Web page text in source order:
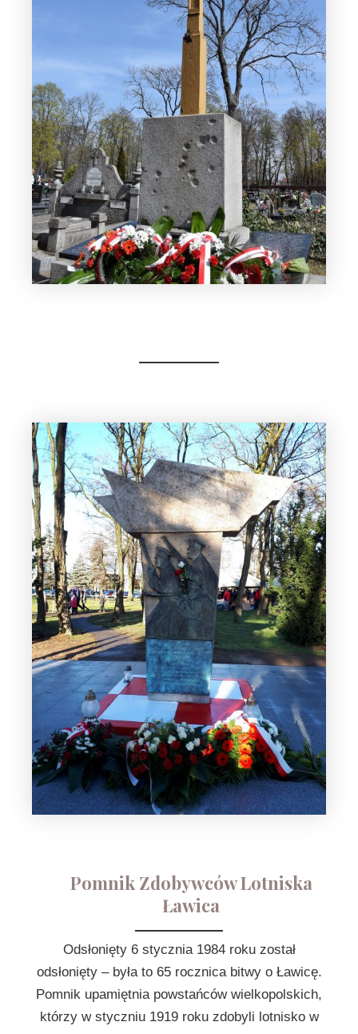
Pomnik Zdobywców Lotniska
Ławica
Odsłonięty 6 stycznia 1984 roku został
odsłonięty – była to 65 rocznica bitwy o Ławicę.
Pomnik upamiętnia powstańców wielkopolskich,
którzy w styczniu 1919 roku zdobyli lotnisko w